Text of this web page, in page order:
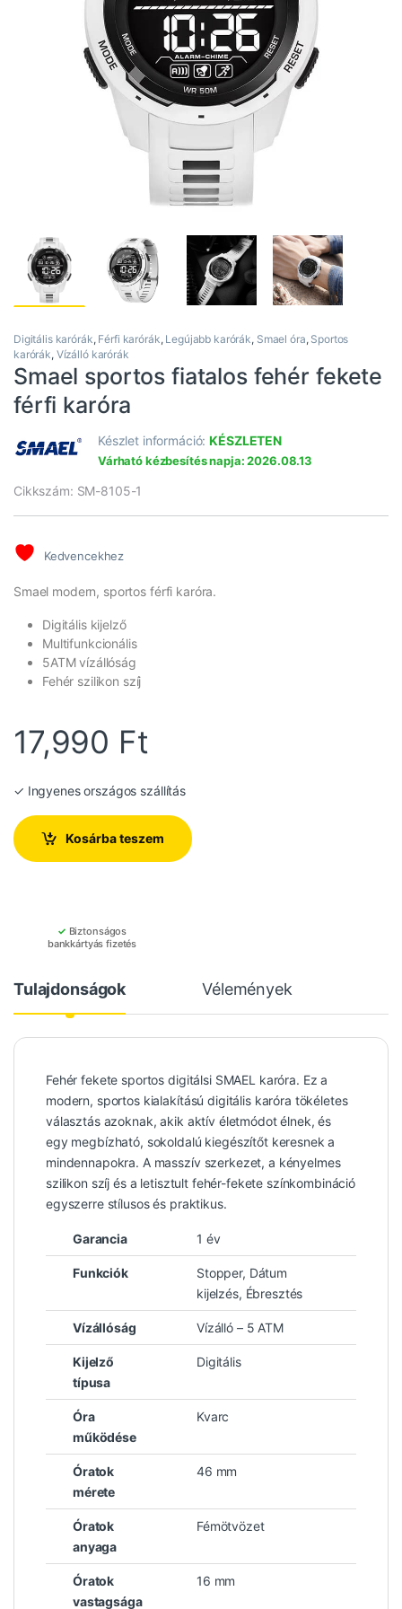
Digitális karórák, Férfi karórák, Legújabb karórák, Smael óra, Sportos
karórák, Vízálló karórák
Smael sportos fiatalos fehér fekete
férfi karóra
Készlet információ:KÉSZLETEN
Várható kézbesítés napja: 2026.08.13
Cikkszám: SM-8105-1
Kedvencekhez
Smael modern, sportos férfi karóra.
Digitális kijelző
Multifunkcionális
5ATM vízállóság
Fehér szilikon szíj
17,990 Ft
✓ Ingyenes országos szállítás
Kosárba teszem
✓ Biztonságos
bankkártyás fizetés
Tulajdonságok Vélemények
Fehér fekete sportos digitálsi SMAEL karóra. Ez a
modern, sportos kialakítású digitális karóra tökéletes
választás azoknak, akik aktív életmódot élnek, és
egy megbízható, sokoldalú kiegészítőt keresnek a
mindennapokra. A masszív szerkezet, a kényelmes
szilikon szíj és a letisztult fehér-fekete színkombináció
egyszerre stílusos és praktikus.
Garancia 1 év
Funkciók
Stopper, Dátum
kijelzés, Ébresztés
Vízállóság Vízálló – 5 ATM
Kijelző
típusa
Digitális
Óra
működése
Kvarc
Óratok
mérete
46 mm
Óratok
anyaga
Fémötvözet
Óratok
vastagsága
16 mm